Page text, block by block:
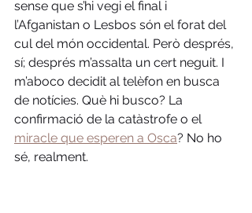
sense que s’hi vegi el final i
l’Afganistan o Lesbos són el forat del
cul del món occidental. Però després,
sí; després m’assalta un cert neguit. I
m’aboco decidit al telèfon en busca
de notícies. Què hi busco? La
confirmació de la catàstrofe o el
miracle que esperen a Osca? No ho
sé, realment.